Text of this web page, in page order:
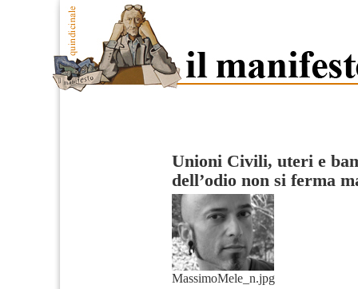
Unioni Civili, uteri e
dell’odio non si ferma
MassimoMele_n.jpg